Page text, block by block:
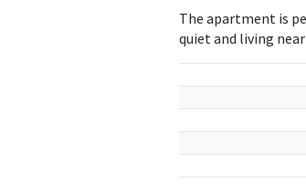
The apartment is
quiet and living